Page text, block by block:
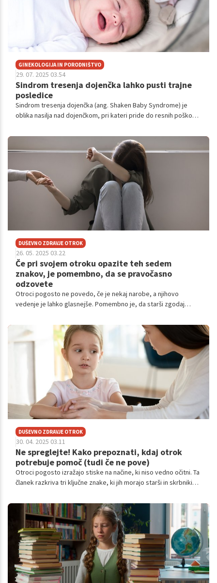
GINEKOLOGIJA IN PORODNIŠTVO
29. 07. 2025 03.54
Sindrom tresenja dojenčka lahko pusti trajne
posledice
Sindrom tresenja dojenčka (ang. Shaken Baby Syndrome) je
oblika nasilja nad dojenčkom, pri kateri pride do resnih poškodb
DUŠEVNO ZDRAVJE OTROK
26. 05. 2025 03.22
Če pri svojem otroku opazite teh sedem
znakov, je pomembno, da se pravočasno
odzovete
Otroci pogosto ne povedo, če je nekaj narobe, a njihovo
vedenje je lahko glasnejše. Pomembno je, da starši zgodaj
na otrokovo življenje.
DUŠEVNO ZDRAVJE OTROK
30. 04. 2025 03.11
Ne spreglejte! Kako prepoznati, kdaj otrok
potrebuje pomoč (tudi če ne pove)
Otroci pogosto izražajo stiske na načine, ki niso vedno očitni. Ta
članek razkriva tri ključne znake, ki jih morajo starši in skrbniki
spanjem ali prehranjevanjem. Razumevanje teh signalov je prvi
korak k nudenju podpore in pomoči otrokom, ki se soočajo z
izzivi.